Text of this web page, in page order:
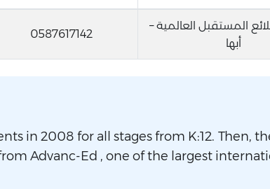
المستقبل العالمية –
أبها
0587617142
in 2008 for all stages from K:12. Then,
Advanc-Ed , one of the largest